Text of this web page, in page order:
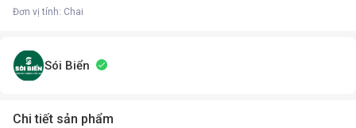
Đơn vị tính: Chai
Sói Biển
Chi tiết sản phẩm